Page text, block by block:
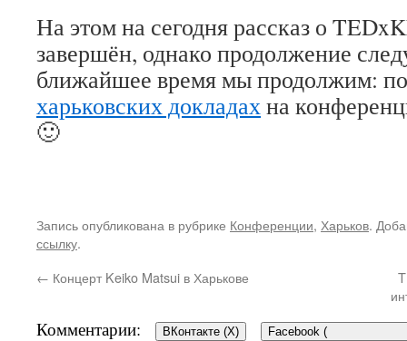
На этом на сегодня рассказ о
завершён, однако продолжение
ближайшее время мы продолжим:
харьковских докладахна
🙂
Запись опубликована в рубрике Конференции, Харьков.
ссылку.
← Концерт Keiko Matsui в Харькове
Комментарии: ВКонтакте (X) Facebook (